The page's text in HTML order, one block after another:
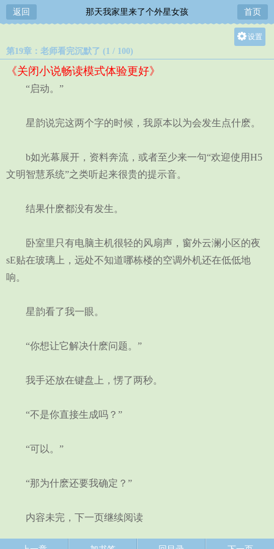
返回 那天我家里来了个外星女孩 首页
设置
第19章：老师看完沉默了 (1 / 100)
《关闭小说畅读模式体验更好》
“启动。”
星韵说完这两个字的时候，我原本以为会发生点什麽。
b如光幕展开，资料奔流，或者至少来一句“欢迎使用H5
文明智慧系统”之类听起来很贵的提示音。
结果什麽都没有发生。
卧室里只有电脑主机很轻的风扇声，窗外云澜小区的夜
sE贴在玻璃上，远处不知道哪栋楼的空调外机还在低低地
响。
星韵看了我一眼。
“你想让它解决什麽问题。”
我手还放在键盘上，愣了两秒。
“不是你直接生成吗？”
“可以。”
“那为什麽还要我确定？”
内容未完，下一页继续阅读